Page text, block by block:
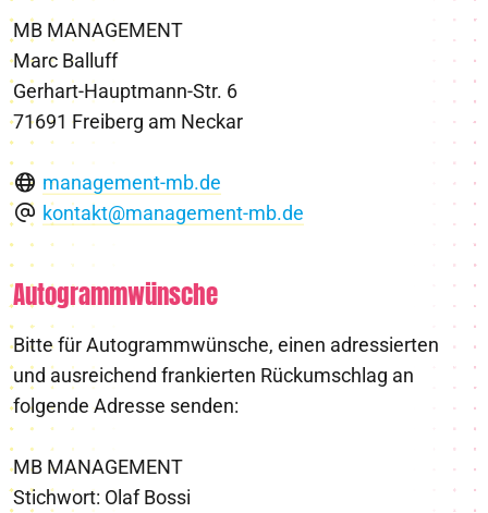
MB MANAGEMENT
Marc Balluff
Gerhart-Hauptmann-Str. 6
71691 Freiberg am Neckar
management-mb.de
kontakt@management-mb.de
Autogrammwünsche
Bitte für Autogrammwünsche, einen adressierten
und ausreichend frankierten Rückumschlag an
folgende Adresse senden:
MB MANAGEMENT
Stichwort: Olaf Bossi